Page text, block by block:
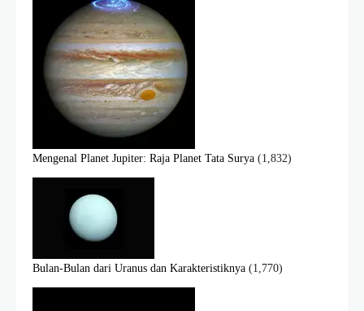
Mengenal Planet Jupiter: Raja Planet Tata Surya (1,832)
Bulan-Bulan dari Uranus dan Karakteristiknya (1,770)